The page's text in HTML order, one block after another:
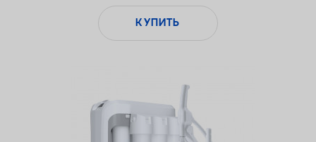
КУПИТЬ